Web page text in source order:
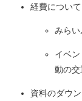
経費について
みら
イベ
動の
資料のダウ